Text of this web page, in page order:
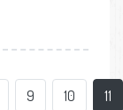
9 10 11